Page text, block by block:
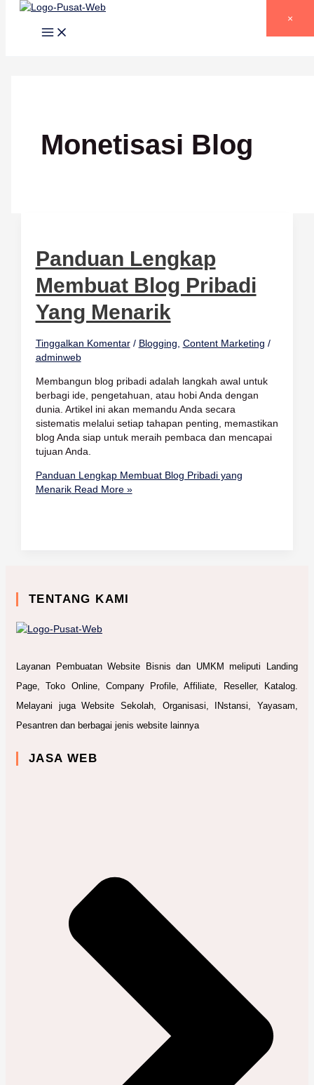
Lewati ke konten
Monetisasi Blog
Panduan Lengkap
Membuat Blog Pribadi
Yang Menarik
Tinggalkan Komentar / Blogging, Content Marketing /
adminweb
Membangun blog pribadi adalah langkah awal untuk
berbagi ide, pengetahuan, atau hobi Anda dengan
dunia. Artikel ini akan memandu Anda secara
sistematis melalui setiap tahapan penting, memastikan
blog Anda siap untuk meraih pembaca dan mencapai
tujuan Anda.
Panduan Lengkap Membuat Blog Pribadi yang
MenarikRead More »
TENTANG KAMI
Layanan Pembuatan Website Bisnis dan UMKM meliputi Landing
Page, Toko Online, Company Profile, Affiliate, Reseller, Katalog.
Melayani juga Website Sekolah, Organisasi, INstansi, Yayasam,
Pesantren dan berbagai jenis website lainnya
JASA WEB
×